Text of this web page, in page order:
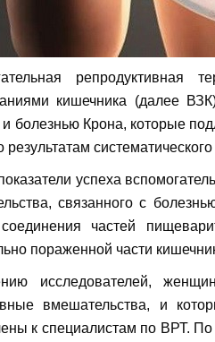
кишечника (далее
и болезнью Крона, которые
результатам
успеха
связанного с
частей
пораженной части
исследователей,
вмешательства, и
к специалистам по ВРТ. По